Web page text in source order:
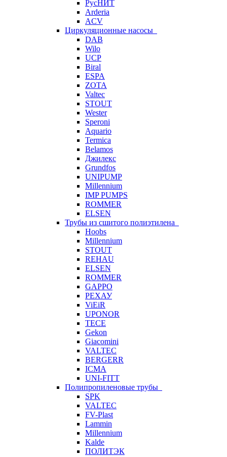
РусНИТ
Arderia
ACV
Циркуляционные насосы
DAB
Wilo
UCP
Biral
ESPA
ZOTA
Valtec
STOUT
Wester
Speroni
Aquario
Termica
Belamos
Джилекс
Grundfos
UNIPUMP
Millennium
IMP PUMPS
ROMMER
ELSEN
Трубы из сшитого полиэтилена
Hoobs
Millennium
STOUT
REHAU
ELSEN
ROMMER
GAPPO
РЕХАУ
ViEiR
UPONOR
TECE
Gekon
Giacomini
VALTEC
BERGERR
ICMA
UNI-FITT
Полипропиленовые трубы
SPK
VALTEC
FV-Plast
Lammin
Millennium
Kalde
ПОЛИТЭК